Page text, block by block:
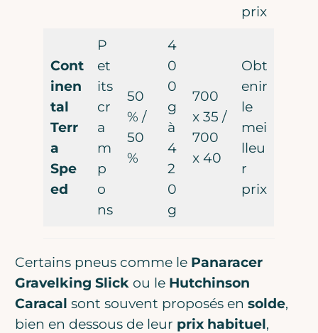
prix
Cont
inen
tal
Terr
a
Spe
ed
P
et
its
cr
a
m
p
o
ns
50
% /
50
%
4
0
0
g
à
4
2
0
g
700
x 35 /
700
x 40
Obt
enir
le
mei
lleu
r
prix
Certains pneus comme le Panaracer
Gravelking Slick ou le Hutchinson
Caracal sont souvent proposés ensolde,
bien en dessous de leur prix habituel,